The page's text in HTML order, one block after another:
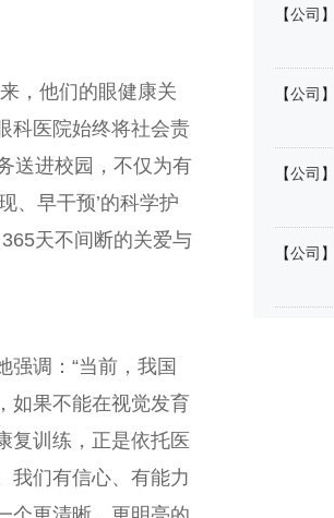
，他们的眼健康关
科医院始终将社会责
送进校园，不仅为有
、早干预’的科学护
天不间断的关爱与
强调：“当前，我国
如果不能在视觉发育
复训练，正是依托医
我们有信心、有能力
【公司 】
【公司 】
【公司 】
【公司 】